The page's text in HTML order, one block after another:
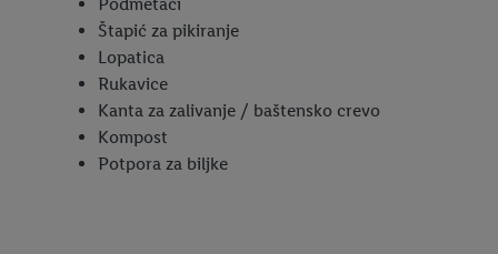
Štapić za pikiranje
Lopatica
Rukavice
Kanta za zalivanje / baštensko crevo
Kompost
Potpora za biljke